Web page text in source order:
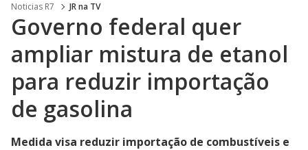
Noticias R7 JR na TV
Governo federal quer
ampliar mistura de etanol
para reduzir importação
de gasolina
Medida visa reduzir importação de combustíveis e